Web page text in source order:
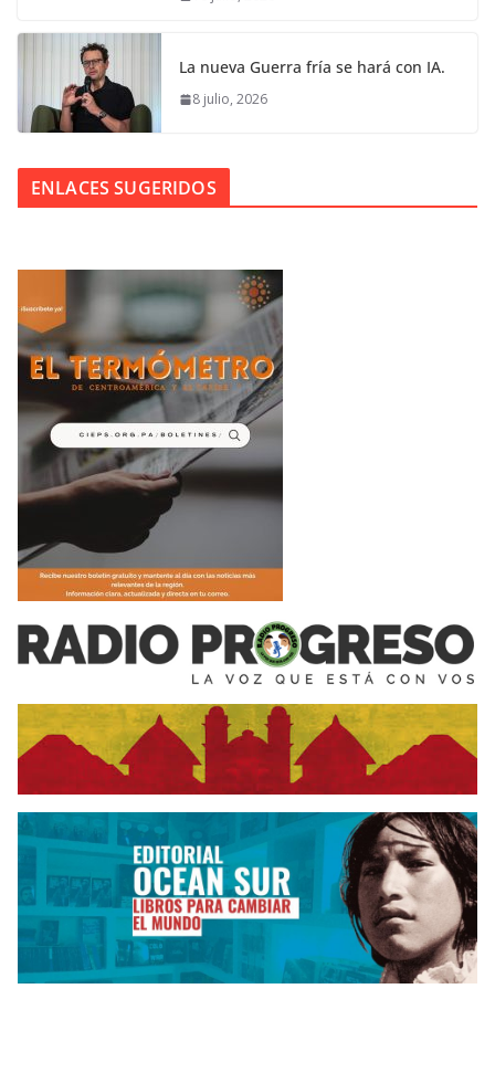
La nueva Guerra fría se hará con IA.
8 julio, 2026
ENLACES SUGERIDOS